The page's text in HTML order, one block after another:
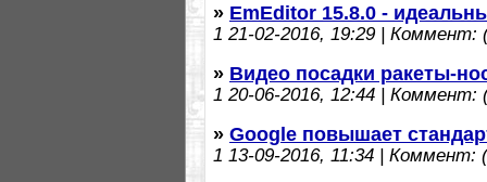
» EmEditor 15.8.0 -
1 21-02-2016, 19:29 | Коммент:
» Видео посадки ракеты-
1 20-06-2016, 12:44 | Коммент:
» Google повышает
1 13-09-2016, 11:34 | Коммент: